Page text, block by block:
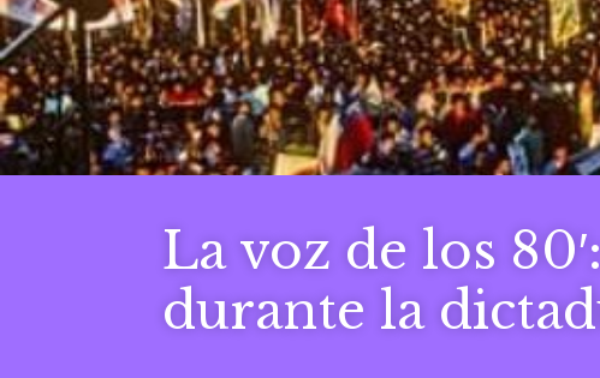
La voz de los
durante la